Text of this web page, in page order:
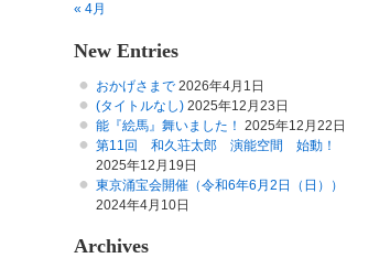
« 4月
New Entries
おかげさまで 2026年4月1日
(タイトルなし) 2025年12月23日
能『絵馬』舞いました！ 2025年12月22日
第11回 和久荘太郎 演能空間 始動！
2025年12月19日
東京涌宝会開催（令和6年6月2日（日））
2024年4月10日
Archives